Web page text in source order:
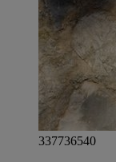
337736540